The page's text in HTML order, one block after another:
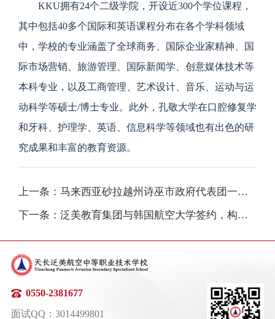
KKU拥有24个二级学院，开设近300个学位课程，
其中包括40多个国际和英语课程分布在各个学科领域
中，学校的专业涵盖了全球商务、国际企业家精神、国
际市场营销、旅游管理、国际新闻学、创意媒体技术等
本科专业，以及工商管理、艺术设计、音乐、运动与运
动科学等硕士/博士专业。此外，孔敬大学在口腔修复学
和牙科、护理学、英语、信息科学等领域也有出色的研
究成果和丰富的教育资源。
上一条：马来西亚砂拉越州诗巫市政府代表团一行莅临我院参观考察
下一条：泛美教育集团与韩国航空大学签约，构建"专本硕博"贯通式培养体系
0550-2381677
面试QQ：3014499801